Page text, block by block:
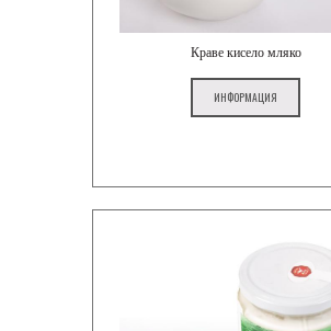
Краве кисело мляко
ИНФОРМАЦИЯ